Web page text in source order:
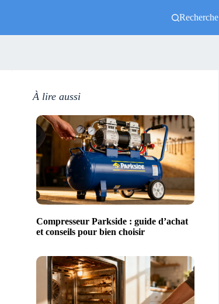
Recherche
À lire aussi
Compresseur Parkside : guide d’achat
et conseils pour bien choisir